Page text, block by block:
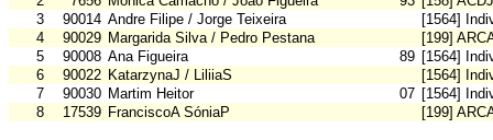
3
90014 Andre Filipe / Jorge Teixeira
[1564]
4
90029 Margarida Silva / Pedro Pestana
[199]
5
90008 Ana Figueira 89 [1564]
6
90022 KatarzynaJ / LiliiaS
[1564]
7
90030 Martim Heitor 07 [1564]
8
17539 FranciscoA SóniaP [199]